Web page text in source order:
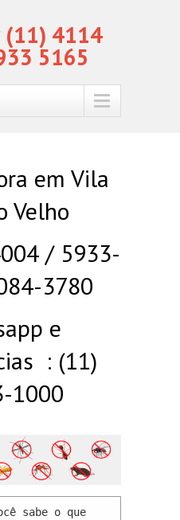
(11) 4114
5165
em Vila
Velho
/ 5933-
3780
e
: (11)
1000
sabe o que